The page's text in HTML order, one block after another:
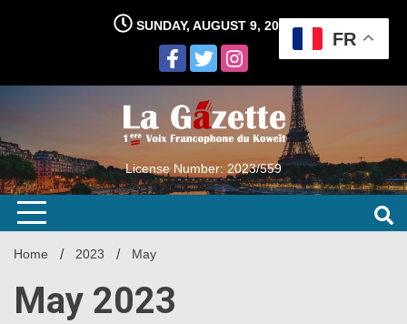
SUNDAY, AUGUST 9, 2026
License Number: 2023/559
Home 2023 May
May 2023
FR